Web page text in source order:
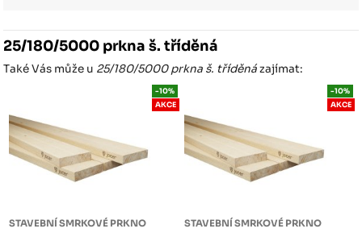
25/180/5000 prkna š. tříděná
Také Vás může u 25/180/5000 prkna š. tříděnázajímat:
STAVEBNÍ SMRKOVÉ PRKNO
-10%
AKCE
STAVEBNÍ SMRKOVÉ PRKNO
-10%
AKCE